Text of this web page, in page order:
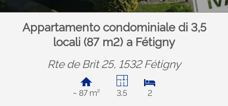
Appartamento condominiale di 3,5
locali (87 m2) a Fétigny
Rte de Brit 25, 1532 Fétigny
~ 87 m² 3.5 2